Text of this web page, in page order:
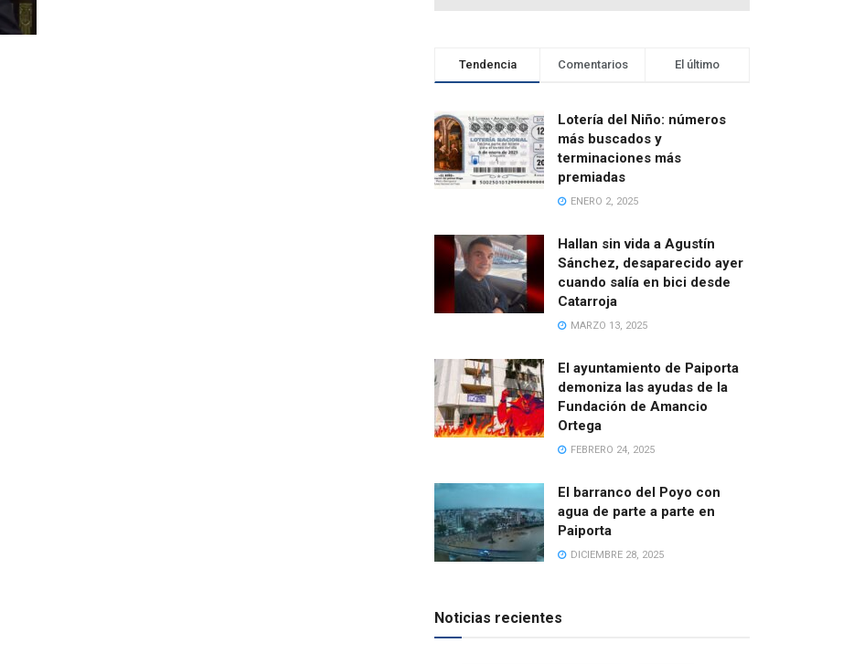
Tendencia Comentarios El último
Lotería del Niño: números
más buscados y
terminaciones más
premiadas
ENERO 2, 2025
Hallan sin vida a Agustín
Sánchez, desaparecido ayer
cuando salía en bici desde
Catarroja
MARZO 13, 2025
El ayuntamiento de Paiporta
demoniza las ayudas de la
Fundación de Amancio
Ortega
FEBRERO 24, 2025
El barranco del Poyo con
agua de parte a parte en
Paiporta
DICIEMBRE 28, 2025
Noticias recientes